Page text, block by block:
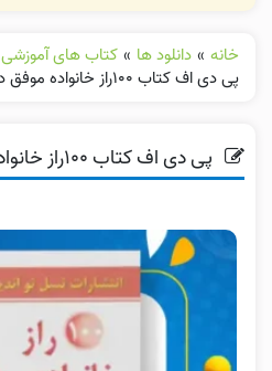
خانه » دانلود ها » کتاب های آموزشی
پی دی اف کتاب ۱۰۰راز خانواده موفق دیوید نیون
پی دی اف کتاب ۱۰۰راز خانواده موفق دیوید نیون